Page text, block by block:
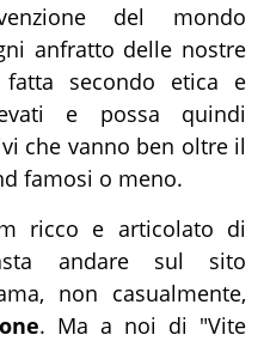
del mondo
anfratto delle nostre
fatta secondo etica e
e possa quindi
che vanno ben oltre il
famosi o meno.
ricco e articolato di
andare sul sito
non casualmente,
. Ma a noi di "Vite